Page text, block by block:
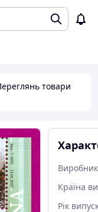
товари
Виробник
Країна
Рік